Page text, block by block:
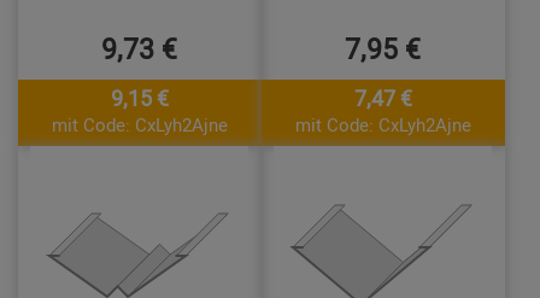
9,73 €
9,15 €
mit Code: CxLyh2Ajne
7,95 €
7,47 €
mit Code: CxLyh2Ajne